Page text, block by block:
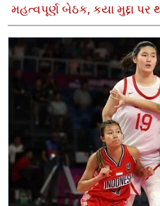
મહત્વપૂર્ણ બેઠક, કયા મુદ્દા પર